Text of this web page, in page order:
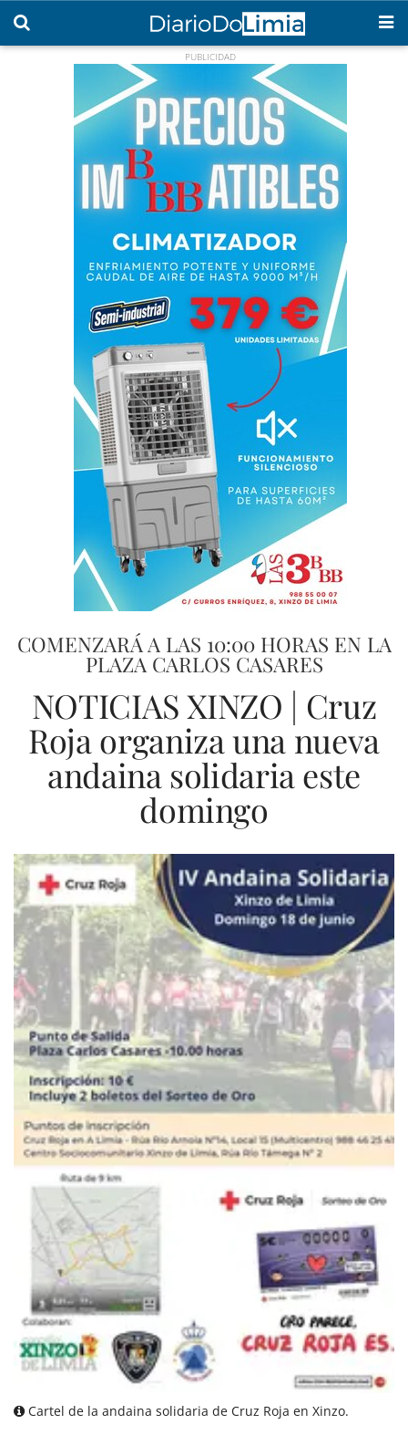
COMENZARÁ A LAS 10:00 HORAS EN LA
PLAZA CARLOS CASARES
NOTICIAS XINZO | Cruz
Roja organiza una nueva
andaina solidaria este
domingo
Cartel de la andaina solidaria de Cruz Roja en Xinzo.